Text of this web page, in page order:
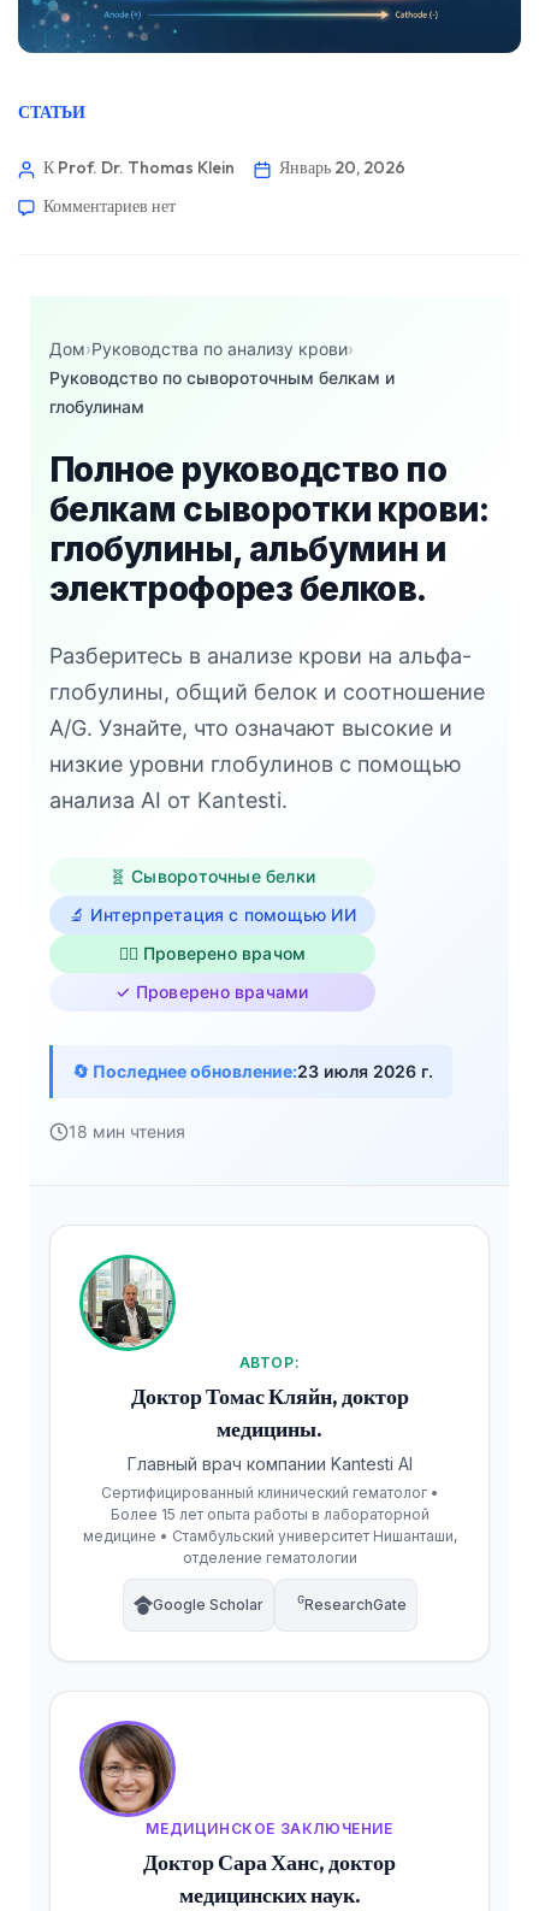
СТАТЬИ
К Prof. Dr. Thomas Klein
Январь 20, 2026
Комментариев нет
Дом›Руководства по анализу крови›
Руководство по сывороточным белкам и
глобулинам
Полное руководство по
белкам сыворотки крови:
глобулины, альбумин и
электрофорез белков.
Разберитесь в анализе крови на альфа-
глобулины, общий белок и соотношение
A/G. Узнайте, что означают высокие и
низкие уровни глобулинов с помощью
анализа AI от Kantesti.
🧬 Сывороточные белки
🔬 Интерпретация с помощью ИИ
👨‍⚕️ Проверено врачом
✓ Проверено врачами
🔄 Последнее обновление:23 июля 2026 г.
18 мин чтения
АВТОР:
Доктор Томас Кляйн, доктор
медицины.
Главный врач компании Kantesti AI
Сертифицированный клинический гематолог •
Более 15 лет опыта работы в лабораторной
медицине • Стамбульский университет Нишанташи,
отделение гематологии
Google Scholar ResearchGate
МЕДИЦИНСКОЕ ЗАКЛЮЧЕНИЕ
Доктор Сара Ханс, доктор
медицинских наук.